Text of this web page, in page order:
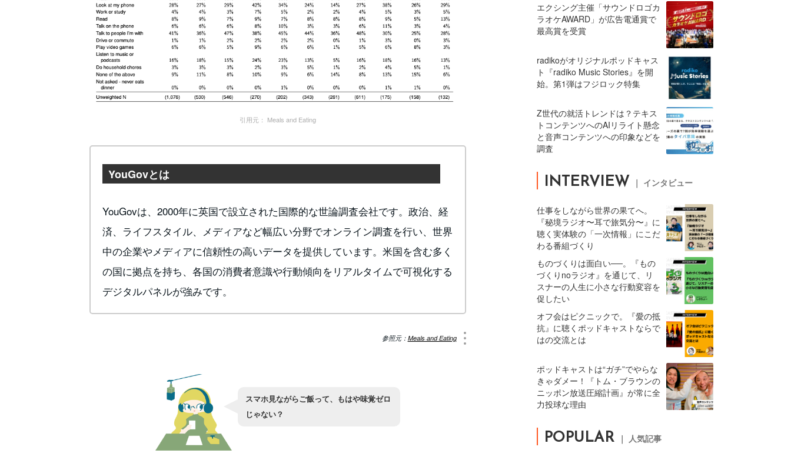
引用元： Meals and Eating
YouGovとは
YouGovは、2000年に英国で設立された国際的な世論調査会社です。政治、経
済、ライフスタイル、メディアなど幅広い分野でオンライン調査を行い、世界
中の企業やメディアに信頼性の高いデータを提供しています。米国を含む多く
の国に拠点を持ち、各国の消費者意識や行動傾向をリアルタイムで可視化する
デジタルパネルが強みです。
参照元： Meals and Eating
スマホ見ながらご飯って、もはや味覚ゼロ
じゃない？
エクシング主催「サウンドロゴカ
ラオケAWARD」が広告電通賞で
最高賞を受賞
radikoがオリジナルポッドキャス
ト『radiko Music Stories』を開
始。第1弾はフジロック特集
Z世代の就活トレンドは？テキス
トコンテンツへのAIリライト懸念
と音声コンテンツへの印象などを
調査
INTERVIEW ｜ インタビュー
仕事をしながら世界の果てへ。
『秘境ラジオ〜耳で旅気分〜』に
聴く実体験の「一次情報」にこだ
わる番組づくり
ものづくりは面白い──。『もの
づくりnoラジオ』を通じて、リ
スナーの人生に小さな行動変容を
促したい
オフ会はピクニックで。『愛の抵
抗』に聴くポッドキャストならで
はの交流とは
ポッドキャストは“ガチ”でやらな
きゃダメー！『トム・ブラウンの
ニッポン放送圧縮計画』が常に全
力投球な理由
POPULAR ｜ 人気記事